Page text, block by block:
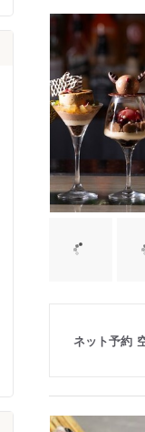
ネット予約